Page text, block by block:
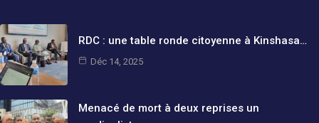
RDC : une table ronde citoyenne à Kinshasa…
Déc 14, 2025
Menacé de mort à deux reprises un